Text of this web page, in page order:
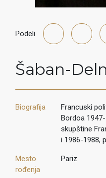
Podeli
Šaban-
Biografija
Francuski
Bordoa
skupštine
i 1986-1988,
Mesto
rođenja
Pariz